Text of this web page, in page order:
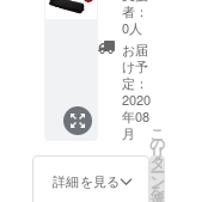
づくり”に挑
戦し続けて
いきたいと
思っていま
す。
程上の
都合等
により
出荷時
期が遅
れる場
合があ
りま
す。
もござ
いま
す。 ※
製品又
はパッ
ケージ
デザイ
ン・仕
様は変
更にな
円
5％OFF
特別価
格とし
て
7,598円
※皆様の
ご支援
により
量産効
率が向
者：
0人
お届
け予
定：
2020
年08
月
詳細を見る
こ
の
リ
タ
ー
ン
を